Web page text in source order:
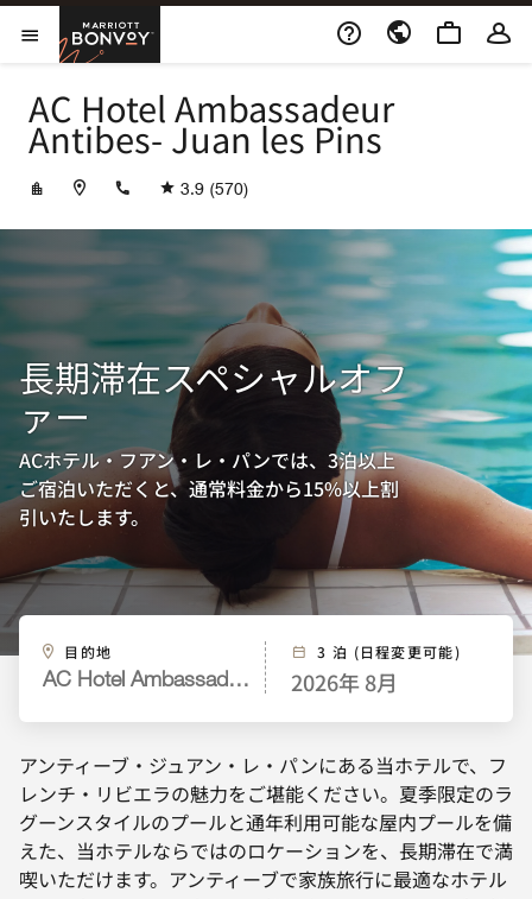
Skip to Content
メニューを開く
Marriott Bonvoy
AC Hotel Ambassadeur
Antibes- Juan les Pins
+33492937410
3.9 (570)
長期滞在スペシャルオフ
ァー
ACホテル・フアン・レ・パンでは、3泊以上
ご宿泊いただくと、通常料金から15%以上割
引いたします。
目的地
AC Hotel Ambassadeur Antibes- Juan les Pins
3 泊 (日程変更可能)
2026年 8月
アンティーブ・ジュアン・レ・パンにある当ホテルで、フ
レンチ・リビエラの魅力をご堪能ください。夏季限定のラ
グーンスタイルのプールと通年利用可能な屋内プールを備
えた、当ホテルならではのロケーションを、長期滞在で満
喫いただけます。アンティーブで家族旅行に最適なホテル